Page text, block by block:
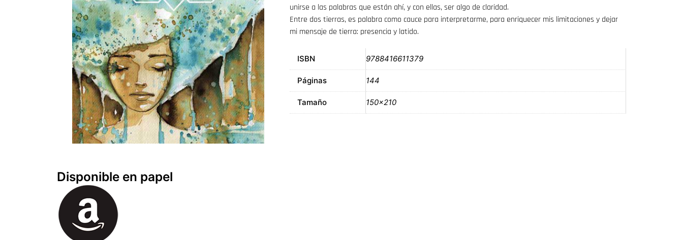
unirse a las palabras que están ahí, y con ellas, ser algo de claridad.
Entre dos tierras, es palabra como cauce para interpretarme, para enriquecer mis limitaciones y dejar
mi mensaje de tierra: presencia y latido.
ISBN 9788416611379
Páginas 144
Tamaño 150×210
Disponible en papel